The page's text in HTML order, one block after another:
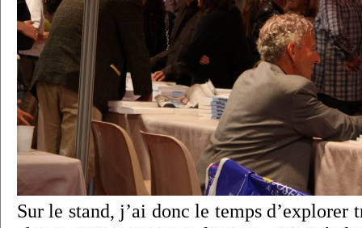
Sur le stand, j’ai donc le temps d’explorer